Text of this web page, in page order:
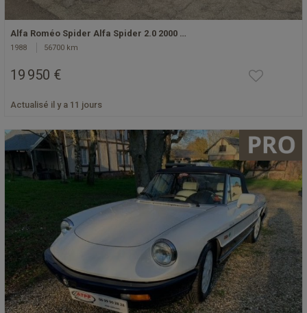
Alfa Roméo Spider Alfa Spider 2.0 2000 …
1988 56700 km
19 950 €
Actualisé il y a 11 jours